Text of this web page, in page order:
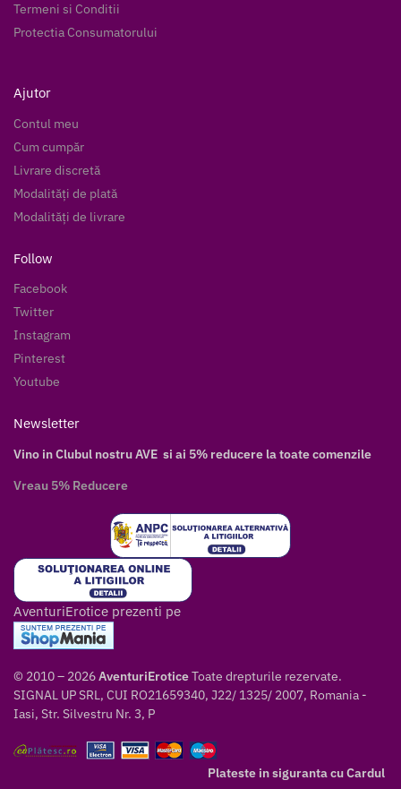
Termeni si Conditii
Protectia Consumatorului
Ajutor
Contul meu
Cum cumpăr
Livrare discretă
Modalități de plată
Modalități de livrare
Follow
Facebook
Twitter
Instagram
Pinterest
Youtube
Newsletter
Vino in Clubul nostru AVE si ai 5% reducere la toate comenzile
Vreau 5% Reducere
AventuriErotice prezenti pe
© 2010 – 2026AventuriEroticeToate drepturile rezervate.
SIGNAL UP SRL, CUI RO21659340, J22/ 1325/ 2007, Romania -
Iasi, Str. Silvestru Nr. 3, P
Plateste in siguranta cu Cardul